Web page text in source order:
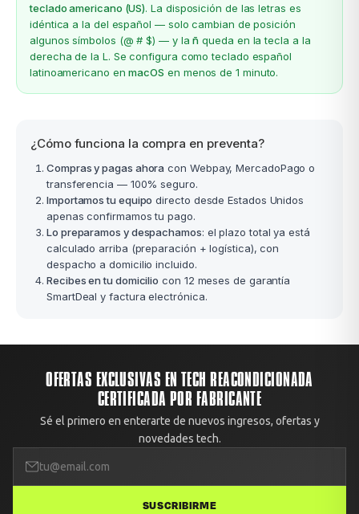
teclado americano (US). La disposición de las letras es
idéntica a la del español — solo cambian de posición
algunos símbolos (@ # $) — y lañ queda en la tecla a la
derecha de la L. Se configura como teclado español
latinoamericano enmacOS en menos de 1 minuto.
¿Cómo funciona la compra en preventa?
Compras y pagas ahora con Webpay, MercadoPago o
transferencia — 100% seguro.
Importamos tu equipo directo desde Estados Unidos
apenas confirmamos tu pago.
Lo preparamos y despachamos: el plazo total ya está
calculado arriba (preparación + logística), con
despacho a domicilio incluido.
Recibes en tu domicilio con 12 meses de garantía
SmartDeal y factura electrónica.
OFERTAS EXCLUSIVAS EN TECH REACONDICIONADA
CERTIFICADA POR FABRICANTE
Sé el primero en enterarte de nuevos ingresos, ofertas y
novedades tech.
SUSCRIBIRME